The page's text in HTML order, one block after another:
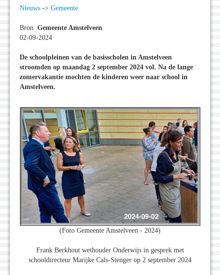
Nieuws -> Gemeente
Bron: Gemeente Amstelveen
02-09-2024
De schoolpleinen van de basisscholen in Amstelveen
stroomden op maandag 2 september 2024 vol. Na de lange
zomervakantie mochten de kinderen weer naar school in
Amstelveen.
(Foto Gemeente Amstelveen - 2024)
Frank Berkhout wethouder Onderwijs in gesprek met
schooldirecteur Marijke Cals-Stenger op 2 september 2024